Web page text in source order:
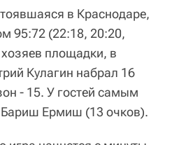
в Краснодаре,
95:72 (22:18, 20:20,
площадки, в
Кулагин набрал 16
- 15. У гостей самым
Бариш Ермиш (13 очков).